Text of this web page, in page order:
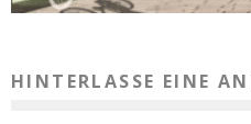
HINTERLASSE EINE